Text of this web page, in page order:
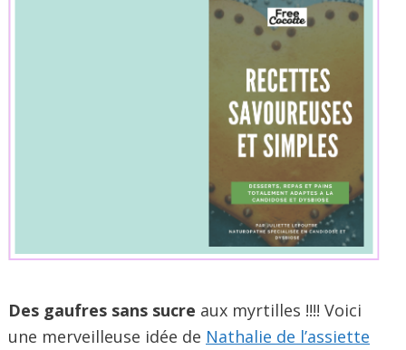
Des gaufres sans sucre aux myrtilles !!!! Voici
une merveilleuse idée de Nathalie de l’assiette